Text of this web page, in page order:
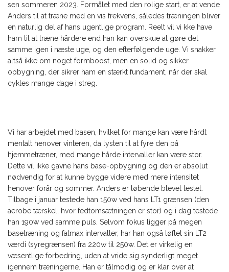
sen sommeren 2023. Formålet med den rolige start, er at vende
Anders til at træne med en vis frekvens, således træningen bliver
en naturlig del af hans ugentlige program. Reelt vil vi kke have
ham til at træne hårdere end han kan overskue at gøre det
samme igen i næste uge, og den efterfølgende uge. Vi snakker
altså ikke om noget formboost, men en solid og sikker
opbygning, der sikrer ham en stærkt fundament, når der skal
cykles mange dage i streg.
Vi har arbejdet med basen, hvilket for mange kan være hårdt
mentalt henover vinteren, da lysten til at fyre den på
hjemmetræner, med mange hårde intervaller kan være stor.
Dette vil ikke gavne hans base-opbygning og den er absolut
nødvendig for at kunne bygge videre med mere intensitet
henover forår og sommer. Anders er løbende blevet testet.
Tilbage i januar testede han 150w ved hans LT1 grænsen (den
aerobe tærskel, hvor fedtomsætningen er stor) og i dag testede
han 190w ved samme puls. Selvom fokus ligger på megen
basetræning og fatmax intervaller, har han også løftet sin LT2
værdi (syregrænsen) fra 220w til 250w. Det er virkelig en
væsentlige forbedring, uden at vride sig synderligt meget
igennem træningerne. Han er tålmodig og er klar over at